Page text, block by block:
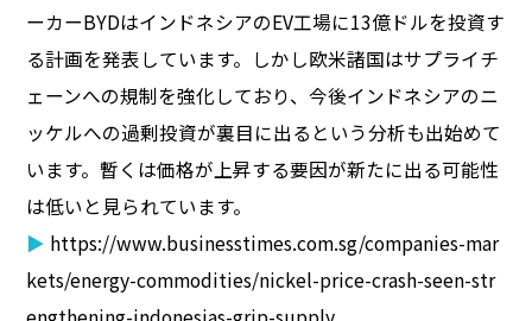
ーカーBYDはインドネシアのEV工場に13億ドルを投資す
る計画を発表しています。しかし欧米諸国はサプライチ
ェーンへの規制を強化しており、今後インドネシアのニ
ッケルへの過剰投資が裏目に出るという分析も出始めて
います。暫くは価格が上昇する要因が新たに出る可能性
は低いと見られています。
▶ https://www.businesstimes.com.sg/companies-mar
kets/energy-commodities/nickel-price-crash-seen-str